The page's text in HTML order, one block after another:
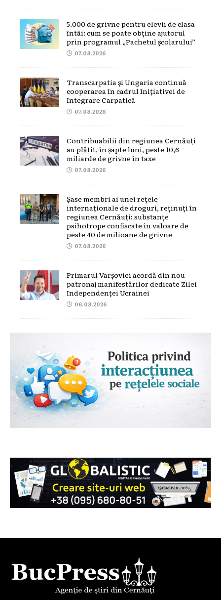
5.000 de grivne pentru elevii de clasa
întâi: cum se poate obține ajutorul
prin programul „Pachetul școlarului”
07.08.2026
Transcarpatia și Ungaria continuă
cooperarea în cadrul Inițiativei de
Integrare Carpatică
07.08.2026
Contribuabilii din regiunea Cernăuți
au plătit, în șapte luni, peste 10,6
miliarde de grivne în taxe
07.08.2026
Șase membri ai unei rețele
internaționale de droguri, reținuți în
regiunea Cernăuți: substanțe
psihotrope confiscate în valoare de
peste 40 de milioane de grivne
07.08.2026
Primarul Varșoviei acordă din nou
patronaj manifestărilor dedicate Zilei
Independenței Ucrainei
06.08.2026